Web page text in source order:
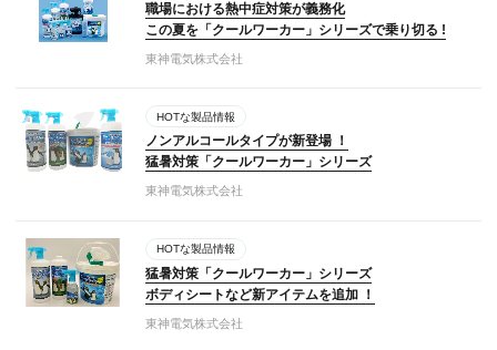
職場における熱中症対策が義務化
この夏を「クールワーカー」シリーズで乗り切る !
東神電気株式会社
HOTな製品情報
ノンアルコールタイプが新登場 ！
猛暑対策「クールワーカー」シリーズ
東神電気株式会社
HOTな製品情報
猛暑対策「クールワーカー」シリーズ
ボディシートなど新アイテムを追加 ！
東神電気株式会社